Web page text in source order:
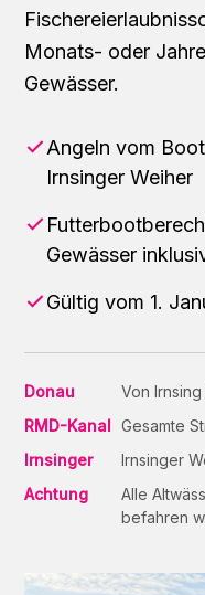
Monats- oder
Gewässer.
Angeln vom
Irnsinger Weiher
Gewässer
Gültig vom 1.
Donau
Von
RMD-Kanal
Gesamte
Irnsinger
Irnsinger
Achtung
Alle
befahren